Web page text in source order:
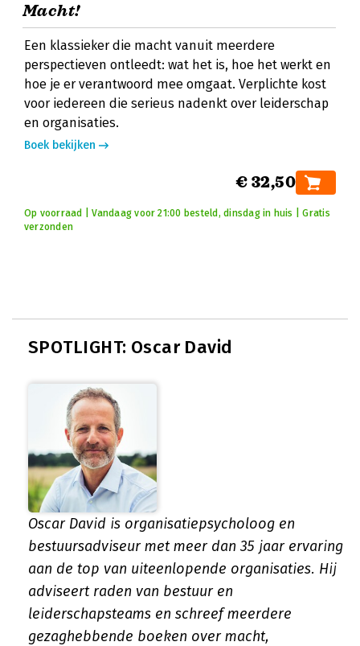
Macht!
Een klassieker die macht vanuit meerdere
perspectieven ontleedt: wat het is, hoe het werkt en
hoe je er verantwoord mee omgaat. Verplichte kost
voor iedereen die serieus nadenkt over leiderschap
en organisaties.
Boek bekijken
€ 32,50
Op voorraad | Vandaag voor 21:00 besteld, dinsdag in huis | Gratis
verzonden
SPOTLIGHT: Oscar David
Oscar David is organisatiepsycholoog en
bestuursadviseur met meer dan 35 jaar ervaring
aan de top van uiteenlopende organisaties. Hij
adviseert raden van bestuur en
leiderschapsteams en schreef meerdere
gezaghebbende boeken over macht,